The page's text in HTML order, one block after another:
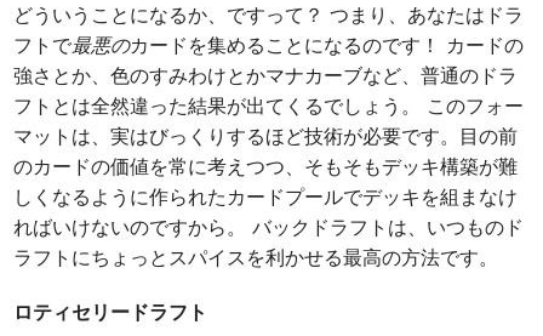
どういうことになるか、ですって？ つまり、あなたはドラ
フトで最悪のカードを集めることになるのです！ カードの
強さとか、色のすみわけとかマナカーブなど、普通のドラ
フトとは全然違った結果が出てくるでしょう。 このフォー
マットは、実はびっくりするほど技術が必要です。目の前
のカードの価値を常に考えつつ、そもそもデッキ構築が難
しくなるように作られたカードプールでデッキを組まなけ
ればいけないのですから。 バックドラフトは、いつものド
ラフトにちょっとスパイスを利かせる最高の方法です。
ロティセリードラフト